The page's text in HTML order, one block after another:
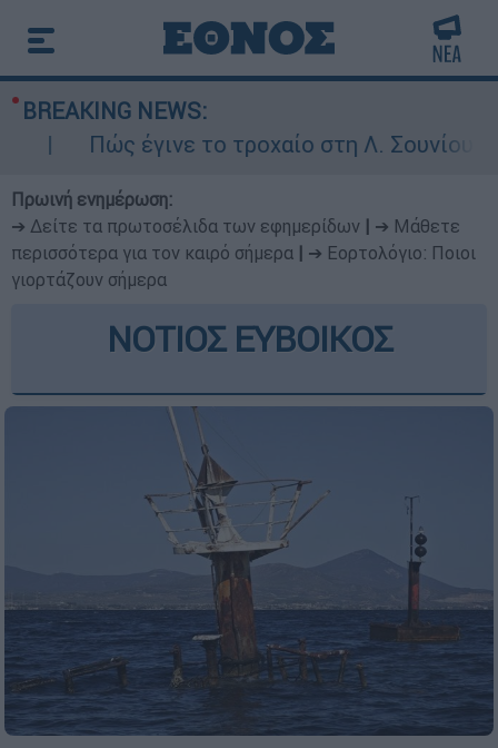
BREAKING NEWS:
Πώς έγινε το τροχαίο στη Λ. Σουνίου:
Πρωινή ενημέρωση:
➔ Δείτε τα πρωτοσέλιδα των εφημερίδων
➔ Μάθετε
περισσότερα για τον καιρό σήμερα
➔ Εορτολόγιο: Ποιοι
γιορτάζουν σήμερα
ΝΟΤΙΟΣ ΕΥΒΟΙΚΟΣ